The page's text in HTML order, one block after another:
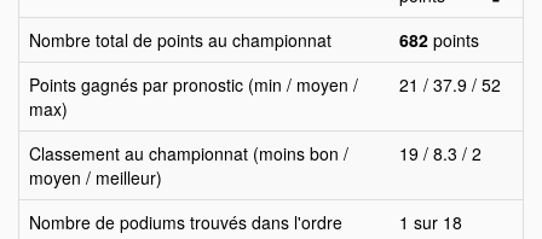
Nombre total de points au championnat 682 points
Points gagnés par pronostic (min / moyen /
max)
21 / 37.9 / 52
Classement au championnat (moins bon /
moyen / meilleur)
19 / 8.3 / 2
Nombre de podiums trouvés dans l'ordre 1 sur 18